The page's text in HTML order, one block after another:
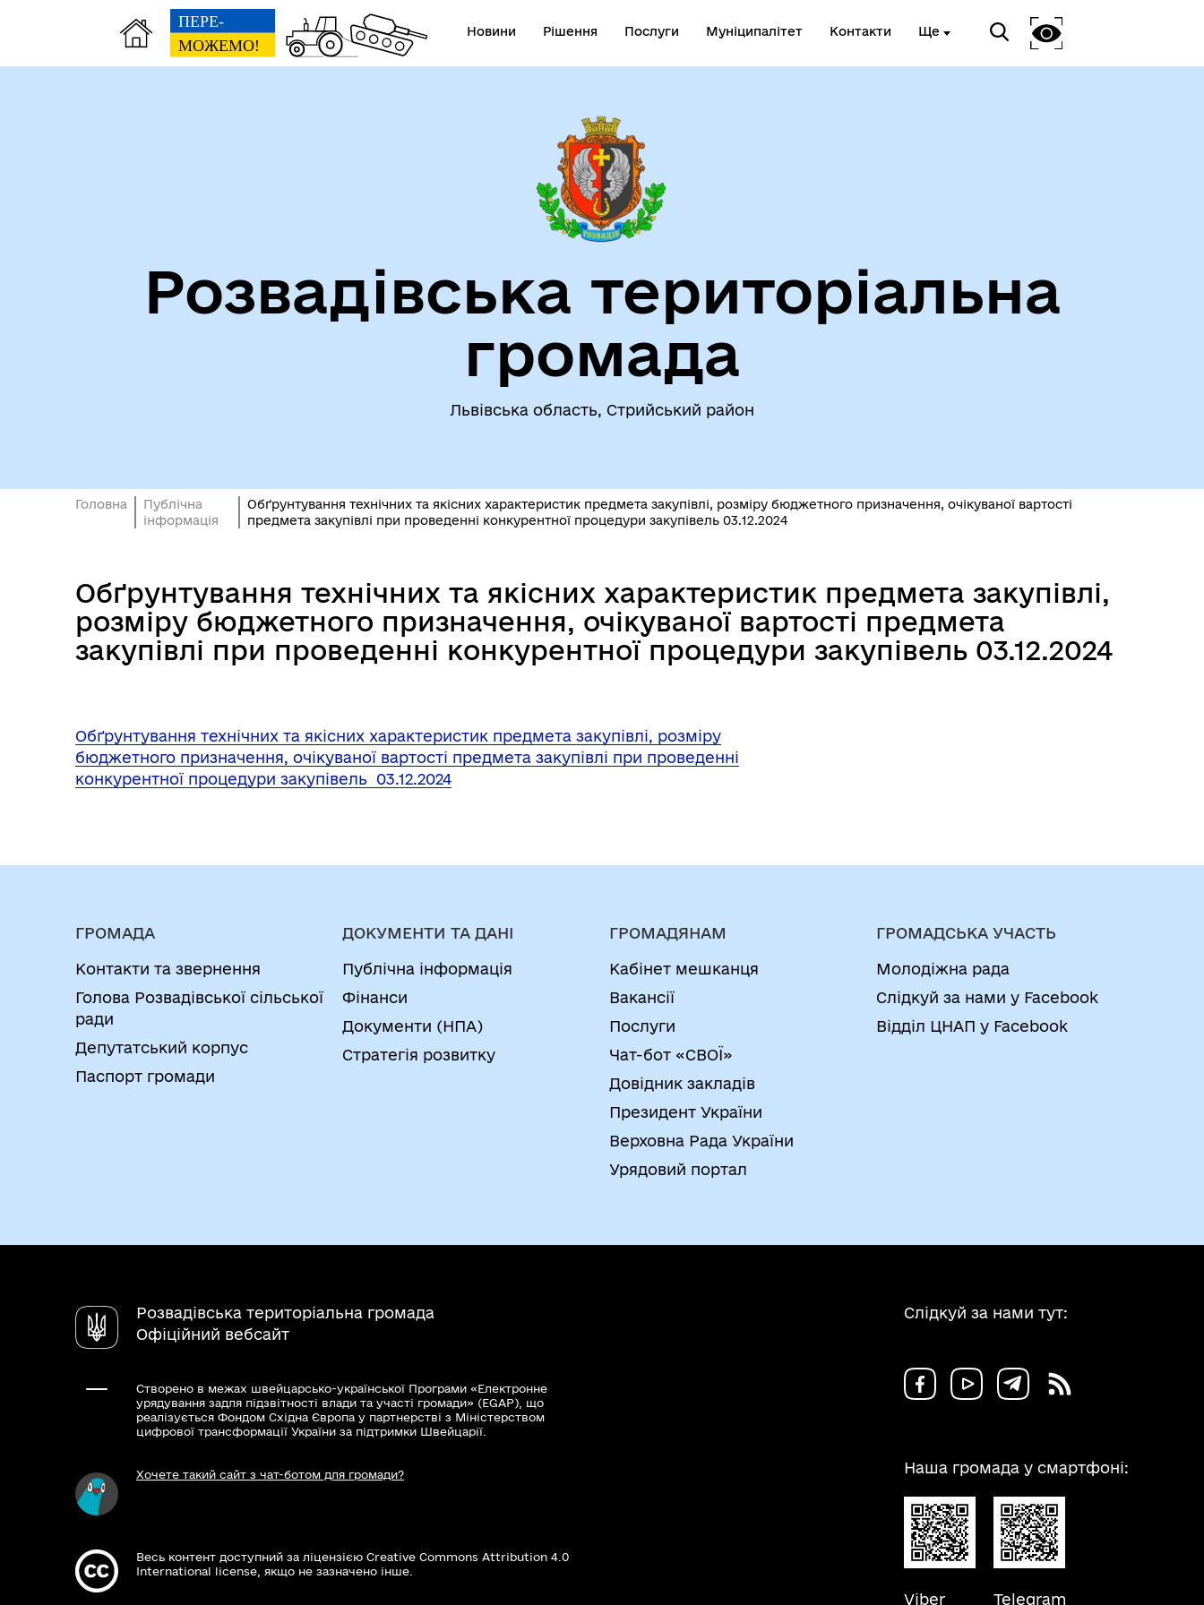
Новини Рішення Послуги Муніципалітет Контакти Ще
Новини ЛОДА
Розвадівська територіальна
громада
Львівська область, Стрийський район
Головна
Публічна
інформація
Обґрунтування технічних та якісних характеристик предмета закупівлі, розміру бюджетного призначення, очікуваної вартості
предмета закупівлі при проведенні конкурентної процедури закупівель 03.12.2024
Обґрунтування технічних та якісних характеристик предмета закупівлі,
розміру бюджетного призначення, очікуваної вартості предмета
закупівлі при проведенні конкурентної процедури закупівель 03.12.2024
Обґрунтування технічних та якісних характеристик предмета закупівлі, розміру
бюджетного призначення, очікуваної вартості предмета закупівлі при проведенні
конкурентної процедури закупівель 03.12.2024
ГРОМАДА
Контакти та звернення
Голова Розвадівської сільської
ради
Депутатський корпус
Паспорт громади
ДОКУМЕНТИ ТА ДАНІ
Публічна інформація
Фінанси
Документи (НПА)
Стратегія розвитку
ГРОМАДЯНАМ
Кабінет мешканця
Вакансії
Послуги
Чат-бот «СВОЇ»
Довідник закладів
Президент України
Верховна Рада України
Урядовий портал
ГРОМАДСЬКА УЧАСТЬ
Молодіжна рада
Слідкуй за нами у Facebook
Відділ ЦНАП у Facebook
Розвадівська територіальна громада
Офіційний вебсайт
Створено в межах швейцарсько-української Програми «Електронне
урядування задля підзвітності влади та участі громади» (EGAP), що
реалізується Фондом Східна Європа у партнерстві з Міністерством
цифрової трансформації України за підтримки Швейцарії.
Хочете такий сайт з чат-ботом для громади?
Весь контент доступний за ліцензією Creative Commons Attribution 4.0
International license, якщо не зазначено інше.
Слідкуй за нами тут:
Наша громада у смартфоні:
Viber Telegram